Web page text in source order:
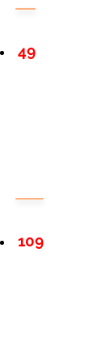
49
109